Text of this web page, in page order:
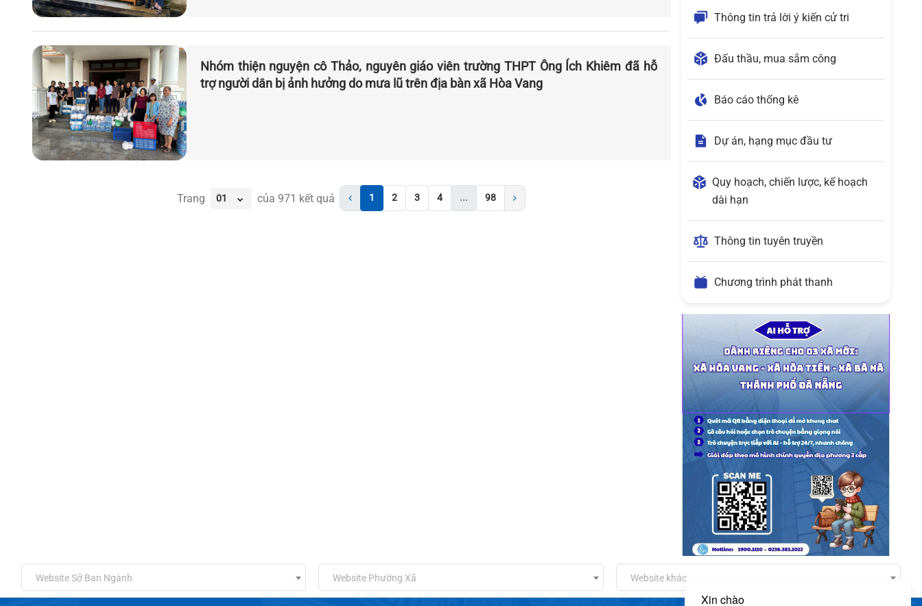
Nhóm thiện nguyện cô Thảo, nguyên giáo viên trường THPT Ông Ích Khiêm đã hỗ
trợ người dân bị ảnh hưởng do mưa lũ trên địa bàn xã Hòa Vang
Trang của 971 kết quả 1 2 3 4 ... 98
Thông tin trả lời ý kiến cử tri
Đấu thầu, mua sắm công
Báo cáo thống kê
Dự án, hạng mục đầu tư
Quy hoạch, chiến lược, kế hoạch
dài hạn
Thông tin tuyên truyền
Chương trình phát thanh
Website Sở Ban Ngành Website Phường Xã Website khác